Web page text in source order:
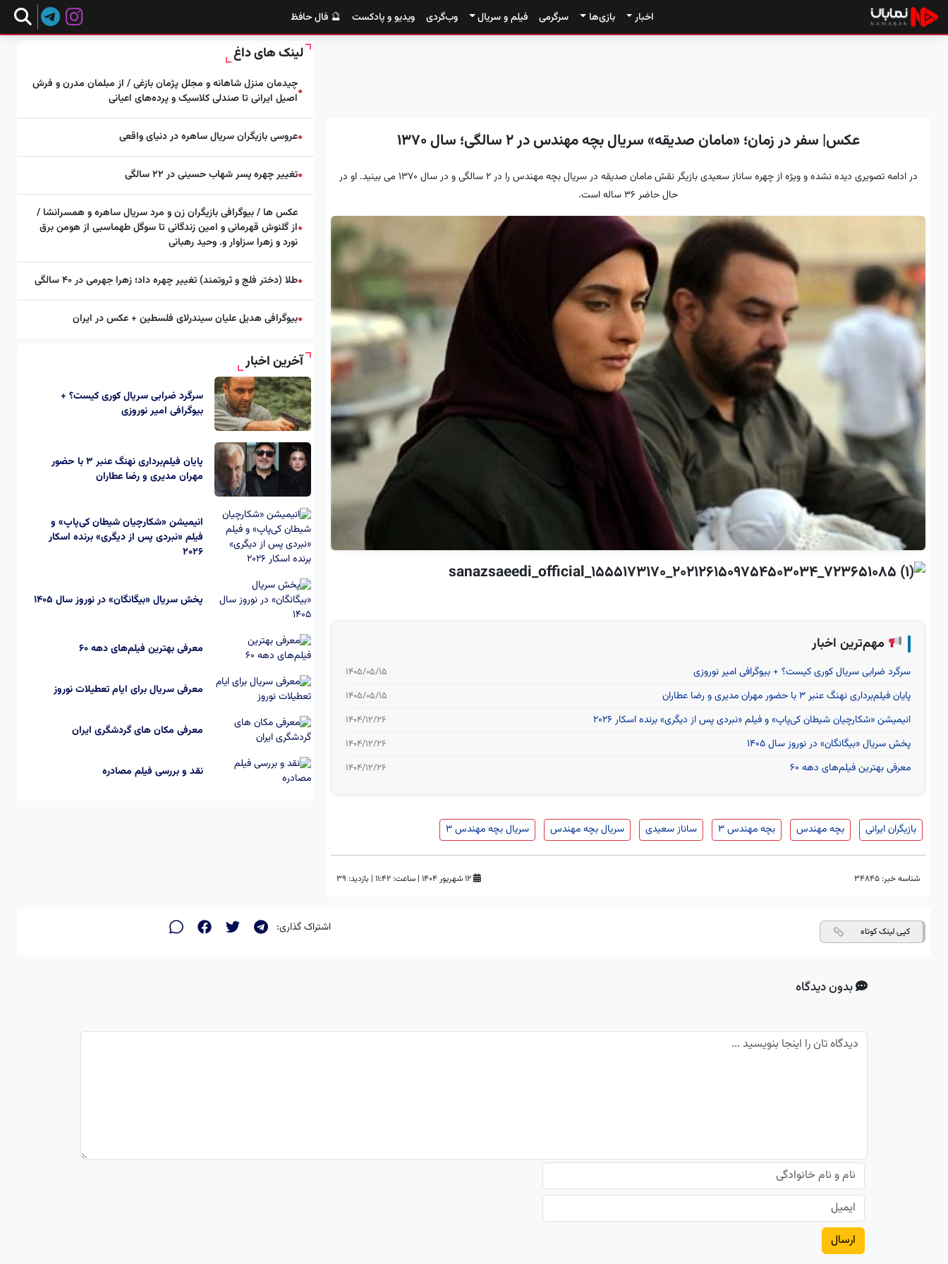
اخبار بازی‌ها سرگرمی فیلم و سریال وب‌گردی ویدیو و پادکست 🔮 فال حافظ
عکس| سفر در زمان؛ «مامان صدیقه» سریال بچه مهندس در ۲ سالگی؛ سال ۱۳۷۰
در ادامه تصویری دیده نشده و ویژه از چهره ساناز سعیدی بازیگر نقش مامان صدیقه در سریال بچه مهندس را در 2 سالگی و در سال 1370 می بینید. او در
حال حاضر 36 ساله است.​
مهم‌ترین اخبار
سرگرد ضرابی سریال کوری کیست؟ + بیوگرافی امیر نوروزی ۱۴۰۵/۰۵/۱۵
پایان فیلم‌برداری نهنگ عنبر ۳ با حضور مهران مدیری و رضا عطاران ۱۴۰۵/۰۵/۱۵
انیمیشن «شکارچیان شیطان کی‌پاپ» و فیلم «نبردی پس از دیگری» برنده اسکار 2026 ۱۴۰۴/۱۲/۲۶
پخش سریال «بیگانگان» در نوروز سال ۱۴۰۵ ۱۴۰۴/۱۲/۲۶
معرفی بهترین فیلم‌های دهه ۶۰ ۱۴۰۴/۱۲/۲۶
بازیگران ایرانی بچه مهندس بچه مهندس 3 ساناز سعیدی سریال بچه مهندس سریال بچه مهندس ۳
شناسه خبر: ۱۲ شهریور ۱۴۰۴ | ساعت: ۱۱:۴۲ | بازدید: 39
لینک های داغ
●چیدمان منزل شاهانه و مجلل پژمان بازغی / از مبلمان مدرن و فرش
اصیل ایرانی تا صندلی کلاسیک و پرده‌های اعیانی
●عروسی بازیگران سریال ساهره در دنیای واقعی
●تغییر چهره پسر شهاب حسینی در ۲۲ سالگی
●
عکس ها / بیوگرافی بازیگران زن و مرد سریال ساهره و همسرانشا /
از گلنوش قهرمانی و امین زندگانی تا سوگل طهماسبی از هومن برق
نورد و زهرا سزاوار و. وحید رهبانی
●طلا (دختر فلج و ثروتمند) تغییر چهره داد؛ زهرا جهرمی در ۴۰ سالگی
●بیوگرافی هدیل علیان سیندرلای فلسطین + عکس در ایران
آخرین اخبار
سرگرد ضرابی سریال کوری کیست؟ +
بیوگرافی امیر نوروزی
پایان فیلم‌برداری نهنگ عنبر ۳ با حضور
مهران مدیری و رضا عطاران
انیمیشن «شکارچیان شیطان کی‌پاپ» و
فیلم «نبردی پس از دیگری» برنده اسکار
2026
پخش سریال «بیگانگان» در نوروز سال ۱۴۰۵
معرفی بهترین فیلم‌های دهه ۶۰
معرفی سریال برای ایام تعطیلات نوروز
معرفی مکان های گردشگری ایران
نقد و بررسی فیلم مصادره
کپی لینک کوتاه اشتراک گذاری:
بدون دیدگاه